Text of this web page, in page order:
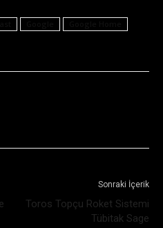
Sonraki İçerik
Toros Topçu Roket Sistemi
Tübitak Sage